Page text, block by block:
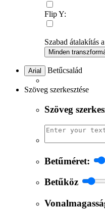
Flip Y:
Szabad átalakítás
Minden
Arial Betűcsalád
Szöveg szerkesztése
Szöveg
Betűméret:
Betűköz